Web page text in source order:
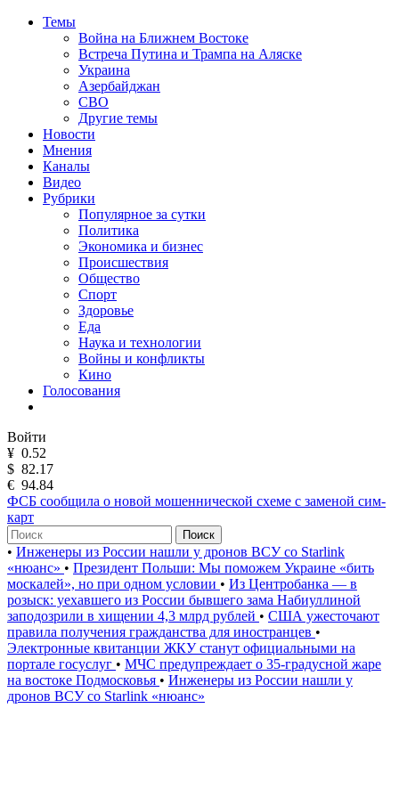
Темы
Война на Ближнем Востоке
Встреча Путина и Трампа на Аляске
Украина
Азербайджан
СВО
Другие темы
Новости
Мнения
Каналы
Видео
Рубрики
Популярное за сутки
Политика
Экономика и бизнес
Происшествия
Общество
Спорт
Здоровье
Еда
Наука и технологии
Войны и конфликты
Кино
Голосования
Войти
¥ 0.52
$ 82.17
€ 94.84
ФСБ сообщила о новой мошеннической схеме с заменой сим-
карт
Поиск
• Инженеры из России нашли у дронов ВСУ со Starlink
«нюанс» • Президент Польши: Мы поможем Украине «бить
москалей», но при одном условии • Из Центробанка — в
розыск: уехавшего из России бывшего зама Набиуллиной
заподозрили в хищении 4,3 млрд рублей • США ужесточают
правила получения гражданства для иностранцев •
Электронные квитанции ЖКУ станут официальными на
портале госуслуг • МЧС предупреждает о 35-градусной жаре
на востоке Подмосковья • Инженеры из России нашли у
дронов ВСУ со Starlink «нюанс»